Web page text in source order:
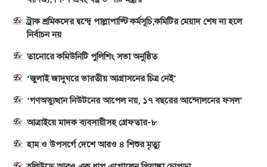
ট্রাক শ্রমিকদের দ্বন্দ্বে পাল্লাপাল্টি কর্মসূচি,কমিটির মেয়াদ শেষ না হলে
নির্বাচন নয়
তানোরে কমিউনিটি পুলিশিং সভা অনুষ্ঠিত
‘জুলাই জাদুঘরে ভারতীয় আগ্রাসনের চিত্র নেই’
‘গণঅভ্যুত্থান নিউটনের আপেল নয়, ১৭ বছরের আন্দোলনের ফসল’
আত্রাইয়ে মাদক ব্যবসায়ীসহ গ্রেফতার-৮
হাম ও উপসর্গে দেশে আরও ৪ শিশুর মৃত্যু